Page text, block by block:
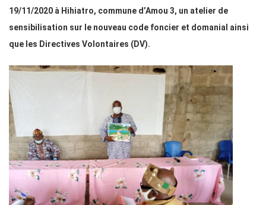
19/11/2020 à Hihiatro, commune d’Amou 3, un atelier de
sensibilisation sur le nouveau code foncier et domanial ainsi
que les Directives Volontaires (DV).